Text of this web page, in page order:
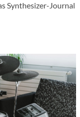
Synthesizer-Journal